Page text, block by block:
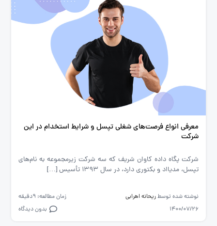
معرفی انواع فرصت‌های شغلی تپسل و شرایط استخدام در این
شرکت
شرکت پگاه داده کاوان شریف که سه شرکت زیرمجموعه به نام‌های
تپسل، مدیااد و بکتوری دارد، در سال 1393 تأسیس […]
نوشته شده توسطریحانه اهرابی
زمان مطالعه: 9دقیقه
1400/07/26
بدون دیدگاه